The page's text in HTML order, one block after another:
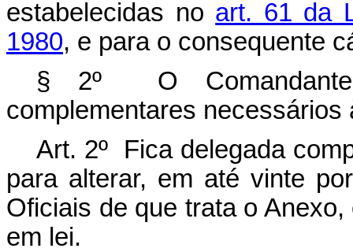
estabelecidas no art. 61 da
1980, e para o consequente
§ 2º O
complementares
Art. 2º Fica delegada
para alterar, em até vinte
Oficiais de que trata o
em lei.